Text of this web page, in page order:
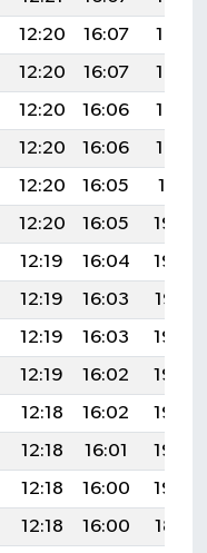
12:20 16:07
19:16
12:20 16:07
19:14
12:20 16:06
19:13
12:20 16:06
19:12
12:20 16:05
19:11
12:20 16:05
19:09
12:19 16:04
19:08
12:19 16:03
19:07
12:19 16:03
19:06
12:19 16:02
19:04
12:18 16:02
19:03
12:18 16:01
19:02
12:18 16:00
19:00
12:18 16:00
18:59